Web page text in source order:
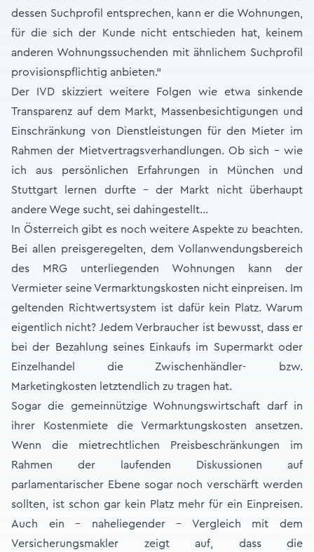
dessen Suchprofil entsprechen, kann er die Wohnungen,
für die sich der Kunde nicht entschieden hat, keinem
anderen Wohnungssuchenden mit ähnlichem Suchprofil
provisionspflichtig anbieten.“
Der IVD skizziert weitere Folgen wie etwa sinkende
Transparenz auf dem Markt, Massenbesichtigungen und
Einschränkung von Dienstleistungen für den Mieter im
Rahmen der Mietvertragsverhandlungen. Ob sich - wie
ich aus persönlichen Erfahrungen in München und
Stuttgart lernen durfte - der Markt nicht überhaupt
andere Wege sucht, sei dahingestellt…
In Österreich gibt es noch weitere Aspekte zu beachten.
Bei allen preisgeregelten, dem Vollanwendungsbereich
des MRG unterliegenden Wohnungen kann der
Vermieter seine Vermarktungskosten nicht einpreisen. Im
geltenden Richtwertsystem ist dafür kein Platz. Warum
eigentlich nicht? Jedem Verbraucher ist bewusst, dass er
bei der Bezahlung seines Einkaufs im Supermarkt oder
Einzelhandel die Zwischenhändler- bzw.
Marketingkosten letztendlich zu tragen hat.
Sogar die gemeinnützige Wohnungswirtschaft darf in
ihrer Kostenmiete die Vermarktungskosten ansetzen.
Wenn die mietrechtlichen Preisbeschränkungen im
Rahmen der laufenden Diskussionen auf
parlamentarischer Ebene sogar noch verschärft werden
sollten, ist schon gar kein Platz mehr für ein Einpreisen.
Auch ein – naheliegender – Vergleich mit dem
Versicherungsmakler zeigt auf, dass die